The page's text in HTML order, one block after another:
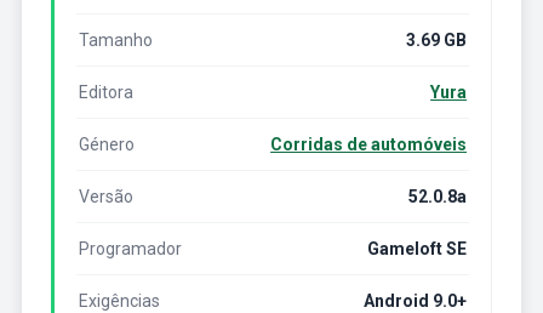
Tamanho 3.69 GB
Editora Yura
Género Corridas de automóveis
Versão 52.0.8a
Programador Gameloft SE
Exigências Android 9.0+